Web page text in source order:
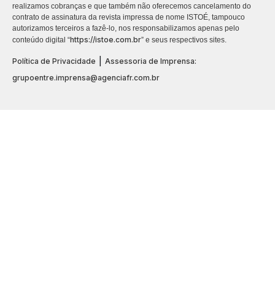
realizamos cobranças e que também não oferecemos cancelamento do
contrato de assinatura da revista impressa de nome ISTOÉ, tampouco
autorizamos terceiros a fazê-lo, nos responsabilizamos apenas pelo
conteúdo digital “https://istoe.com.br” e seus respectivos sites.
Política de Privacidade
Assessoria de Imprensa:
grupoentre.imprensa@agenciafr.com.br